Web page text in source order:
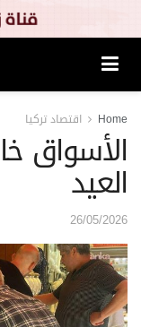
Home اقتصاد تركيا
الأسواق
العيد
26/05/2026